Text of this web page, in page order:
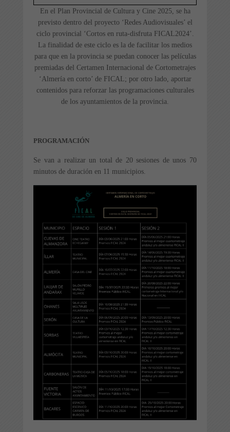
En el Plan Provincial de Cultura y Cine 2025, se ha
previsto dentro del proyecto ‘Redes Audiovisuales’ el
ciclo provincial ‘Cortos en ruta-disfruta FICAL2024’.
La finalidad de este ciclo es la de facilitar los medios
para que en la provincia se puedan conocer las películas
premiadas del Certamen Internacional de Cortometrajes
‘Almería en corto’ de FICAL; por otro lado, aportar
contenidos para reforzar las programaciones culturales
de los ayuntamientos de la provincia.
PROGRAMACIÓN
Se van a realizar un total de 20 sesiones de unos 70
minutos de duración en 11 municipios.